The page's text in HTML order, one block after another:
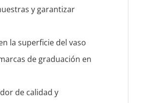
y garantizar
la superficie del vaso
de graduación en
de calidad y